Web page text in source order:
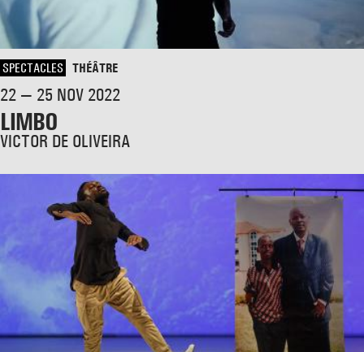
SPECTACLES THÉÂTRE
22 — 25 NOV 2022
LIMBO
VICTOR DE OLIVEIRA